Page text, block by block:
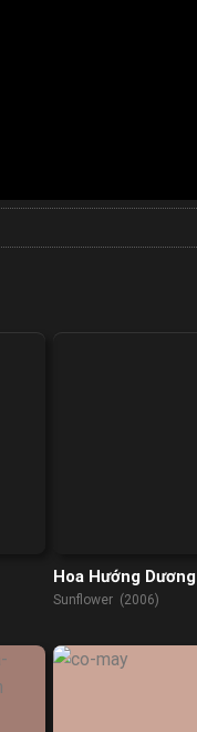
Hoa Hướng Dương
Sunflower (2006)